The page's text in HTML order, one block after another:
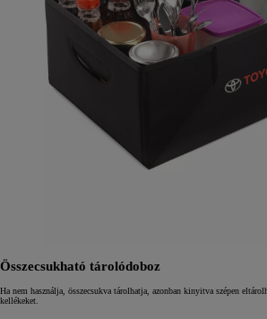
Összecsukható tárolódoboz
Ha nem használja, összecsukva tárolhatja, azonban kinyitva szépen
kellékeket.